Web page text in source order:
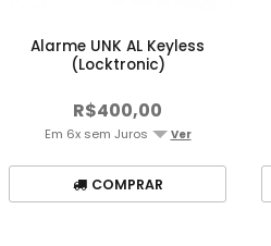
Alarme UNK AL Keyless
(Locktronic)
R$400,00
Em 6x sem Juros Ver
COMPRAR